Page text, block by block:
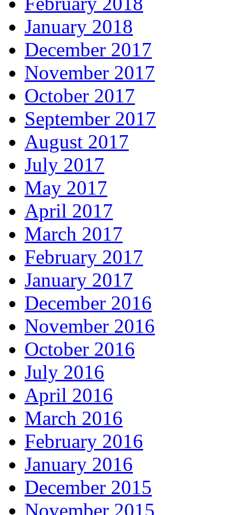
January 2018
December 2017
November 2017
October 2017
September 2017
August 2017
July 2017
May 2017
April 2017
March 2017
February 2017
January 2017
December 2016
November 2016
October 2016
July 2016
April 2016
March 2016
February 2016
January 2016
December 2015
November 2015